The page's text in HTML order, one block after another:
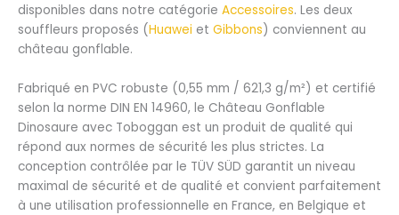
disponibles dans notre catégorie Accessoires. Les deux
souffleurs proposés (Huawei et Gibbons) conviennent au
château gonflable.
Fabriqué en PVC robuste (0,55 mm / 621,3 g/m²) et certifié
selon la norme DIN EN 14960, le Château Gonflable
Dinosaure avec Toboggan est un produit de qualité qui
répond aux normes de sécurité les plus strictes. La
conception contrôlée par le TÜV SÜD garantit un niveau
maximal de sécurité et de qualité et convient parfaitement
à une utilisation professionnelle en France, en Belgique et